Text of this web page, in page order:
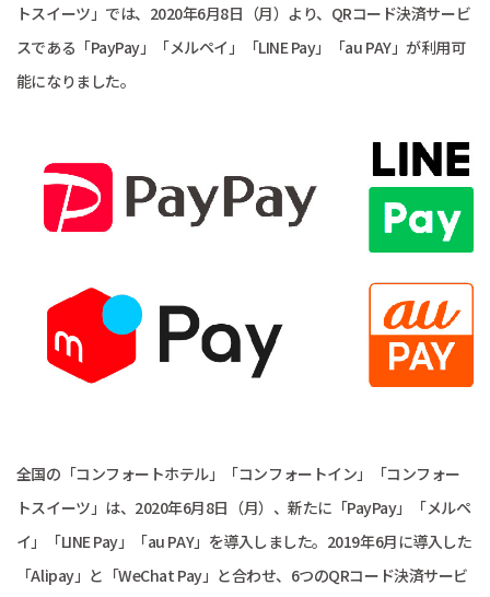
トスイーツ」では、2020年6月8日（月）より、QRコード決済サービ
スである「PayPay」「メルペイ」「LINE Pay」「au PAY」が利用可
能になりました。
全国の「コンフォートホテル」「コンフォートイン」「コンフォー
トスイーツ」は、2020年6月8日（月）、新たに「PayPay」「メルペ
イ」「LINE Pay」「au PAY」を導入しました。2019年6月に導入した
「Alipay」と「WeChat Pay」と合わせ、6つのQRコード決済サービ